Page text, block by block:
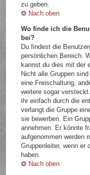
zu geben.
Nach oben
Wo finde ich die
bei?
Du findest die
persönlichen Bereich.
kannst du dies mit der
Nicht alle Gruppen
eine Freischaltung,
weitere sogar
ihr einfach durch die
verlangt die Gruppe
sie bewerben. Ein
annehmen. Er könnte
aufgenommen werden
Gruppenleiter, wenn er
haben.
Nach oben